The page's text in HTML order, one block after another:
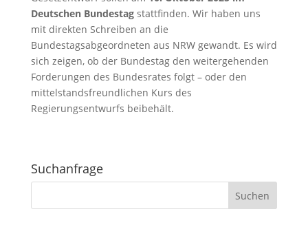
Deutschen Bundestagstattfinden. Wir haben uns
mit direkten Schreiben an die
Bundestagsabgeordneten aus NRW gewandt. Es wird
sich zeigen, ob der Bundestag den weitergehenden
Forderungen des Bundesrates folgt – oder den
mittelstandsfreundlichen Kurs des
Regierungsentwurfs beibehält.
Suchanfrage